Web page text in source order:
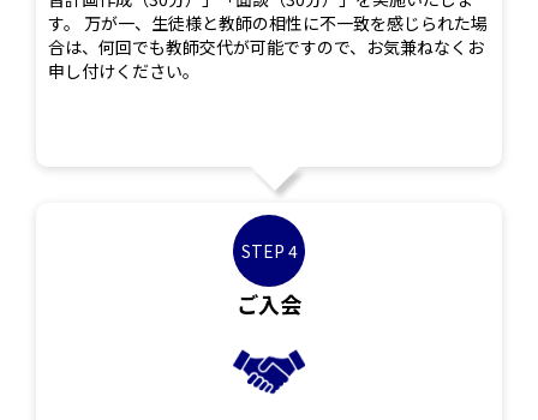
す。 万が一、生徒様と教師の相性に不一致を感じられた場
合は、何回でも教師交代が可能ですので、お気兼ねなくお
申し付けください。
STEP 4
ご入会